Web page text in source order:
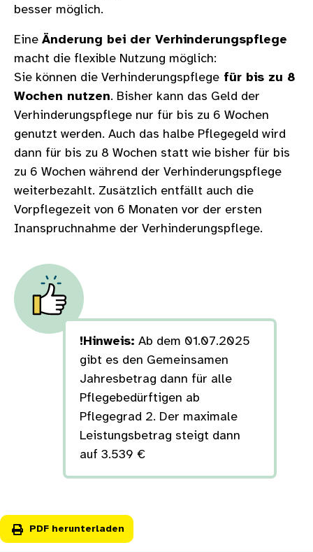
besser möglich.
Eine Änderung bei der Verhinderungspflege
macht die flexible Nutzung möglich:
Sie können die Verhinderungspflege für bis zu 8
Wochen nutzen. Bisher kann das Geld der
Verhinderungspflege nur für bis zu 6 Wochen
genutzt werden. Auch das halbe Pflegegeld wird
dann für bis zu 8 Wochen statt wie bisher für bis
zu 6 Wochen während der Verhinderungspflege
weiterbezahlt. Zusätzlich entfällt auch die
Vorpflegezeit von 6 Monaten vor der ersten
Inanspruchnahme der Verhinderungspflege.
!Hinweis: Ab dem 01.07.2025
gibt es den Gemeinsamen
Jahresbetrag dann für alle
Pflegebedürftigen ab
Pflegegrad 2. Der maximale
Leistungsbetrag steigt dann
auf 3.539 €
PDF herunterladen